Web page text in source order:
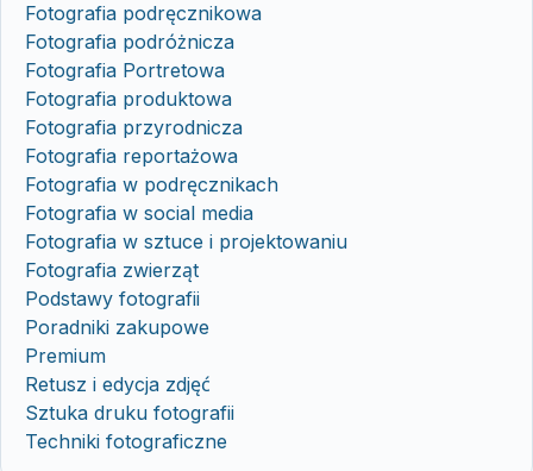
Fotografia podręcznikowa
Fotografia podróżnicza
Fotografia Portretowa
Fotografia produktowa
Fotografia przyrodnicza
Fotografia reportażowa
Fotografia w podręcznikach
Fotografia w social media
Fotografia w sztuce i projektowaniu
Fotografia zwierząt
Podstawy fotografii
Poradniki zakupowe
Premium
Retusz i edycja zdjęć
Sztuka druku fotografii
Techniki fotograficzne